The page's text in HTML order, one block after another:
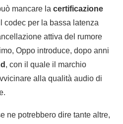
mancare la certificazione
codec per la bassa latenza
attiva del rumore
Oppo introduce, dopo anni
, con il quale il marchio
alla qualità audio di
ne potrebbero dire tante altre,